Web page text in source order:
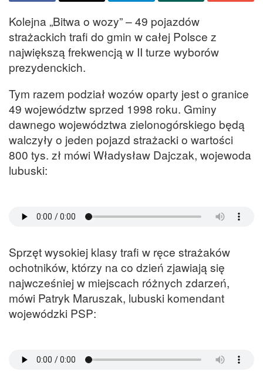
Kolejna „Bitwa o wozy” – 49 pojazdów
strażackich trafi do gmin w całej Polsce z
największą frekwencją w II turze wyborów
prezydenckich.
Tym razem podział wozów oparty jest o granice
49 województw sprzed 1998 roku. Gminy
dawnego województwa zielonogórskiego będą
walczyły o jeden pojazd strażacki o wartości
800 tys. zł mówi Władysław Dajczak, wojewoda
lubuski:
Sprzęt wysokiej klasy trafi w ręce strażaków
ochotników, którzy na co dzień zjawiają się
najwcześniej w miejscach różnych zdarzeń,
mówi Patryk Maruszak, lubuski komendant
wojewódzki PSP: